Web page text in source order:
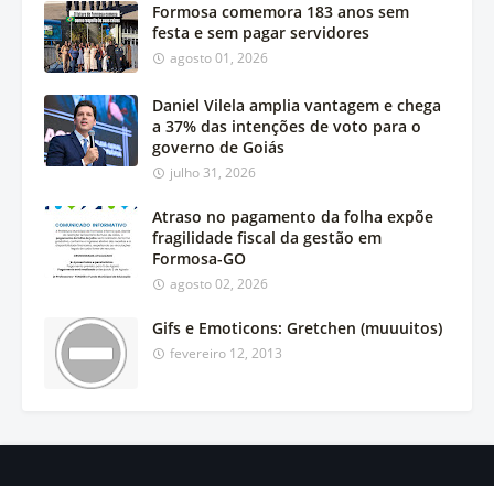
Formosa comemora 183 anos sem
festa e sem pagar servidores
agosto 01, 2026
Daniel Vilela amplia vantagem e chega
a 37% das intenções de voto para o
governo de Goiás
julho 31, 2026
Atraso no pagamento da folha expõe
fragilidade fiscal da gestão em
Formosa-GO
agosto 02, 2026
Gifs e Emoticons: Gretchen (muuuitos)
fevereiro 12, 2013